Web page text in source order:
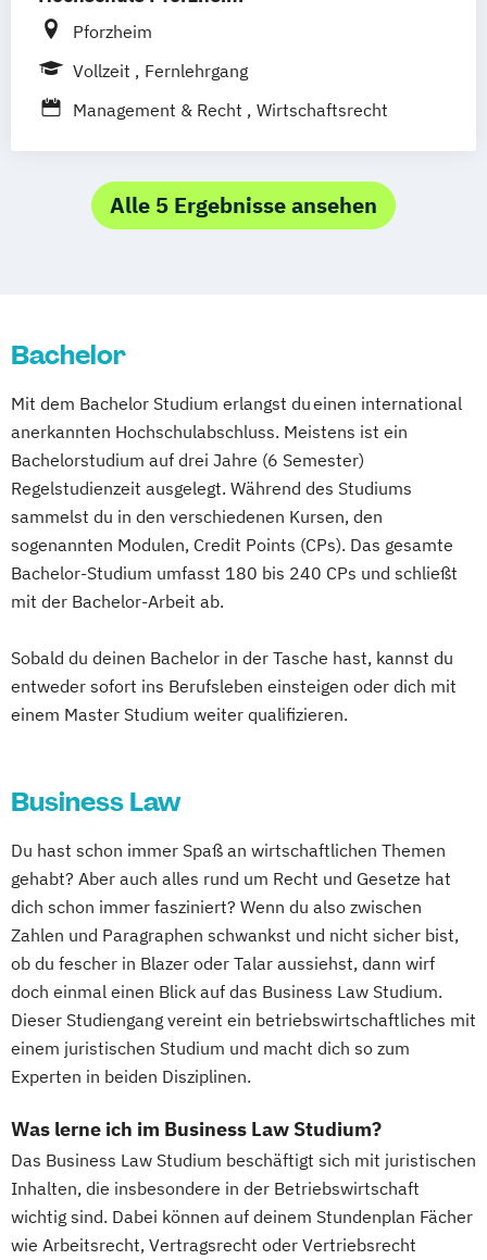
Pforzheim
Vollzeit
Fernlehrgang
Management & Recht
Wirtschaftsrecht
Alle 5 Ergebnisse ansehen
Bachelor
Mit dem Bachelor Studium erlangst du einen international
anerkannten Hochschulabschluss. Meistens ist ein
Bachelorstudium auf drei Jahre (6 Semester)
Regelstudienzeit ausgelegt. Während des Studiums
sammelst du in den verschiedenen Kursen, den
sogenannten Modulen, Credit Points (CPs). Das gesamte
Bachelor-Studium umfasst 180 bis 240 CPs und schließt
mit der Bachelor-Arbeit ab.
Sobald du deinen Bachelor in der Tasche hast, kannst du
entweder sofort ins Berufsleben einsteigen oder dich mit
einem Master Studium weiter qualifizieren.
Business Law
Du hast schon immer Spaß an wirtschaftlichen Themen
gehabt? Aber auch alles rund um Recht und Gesetze hat
dich schon immer fasziniert? Wenn du also zwischen
Zahlen und Paragraphen schwankst und nicht sicher bist,
ob du fescher in Blazer oder Talar aussiehst, dann wirf
doch einmal einen Blick auf das Business Law Studium.
Dieser Studiengang vereint ein betriebswirtschaftliches mit
einem juristischen Studium und macht dich so zum
Experten in beiden Disziplinen.
Was lerne ich im Business Law Studium?
Das Business Law Studium beschäftigt sich mit juristischen
Inhalten, die insbesondere in der Betriebswirtschaft
wichtig sind. Dabei können auf deinem Stundenplan Fächer
wie Arbeitsrecht, Vertragsrecht oder Vertriebsrecht